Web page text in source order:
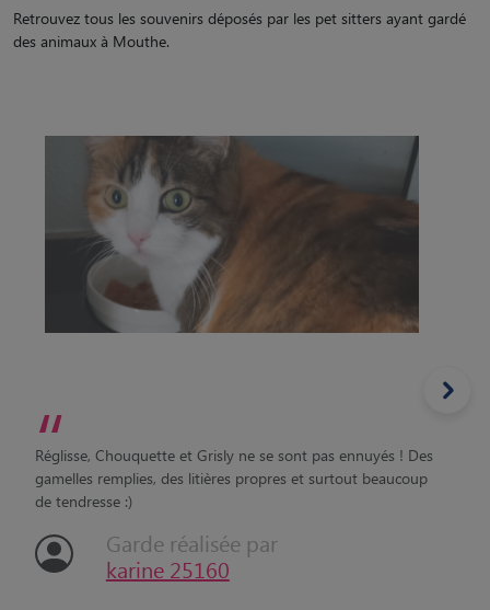
Retrouvez tous les souvenirs déposés par les pet sitters ayant gardé
des animaux à Mouthe.
“
Réglisse, Chouquette et Grisly ne se sont pas ennuyés ! Des
gamelles remplies, des litières propres et surtout beaucoup
de tendresse :)
Garde réalisée par
karine 25160